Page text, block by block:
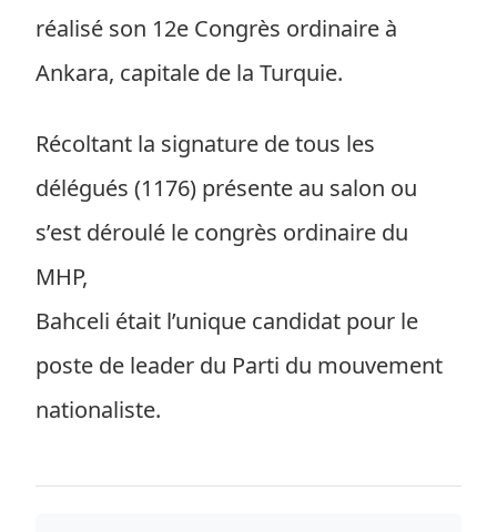
réalisé son 12e Congrès ordinaire à
Ankara, capitale de la Turquie.
Récoltant la signature de tous les
délégués (1176) présente au salon ou
s’est déroulé le congrès ordinaire du
MHP,
Bahceli était l’unique candidat pour le
poste de leader du Parti du mouvement
nationaliste.